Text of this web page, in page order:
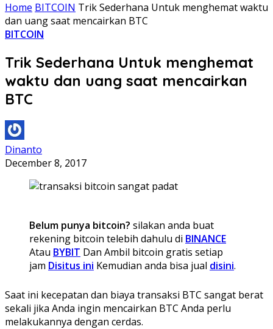
Home BITCOIN Trik Sederhana Untuk menghemat waktu
dan uang saat mencairkan BTC
BITCOIN
Trik Sederhana Untuk menghemat
waktu dan uang saat mencairkan
BTC
Dinanto
December 8, 2017
Belum punya bitcoin? silakan anda buat
rekening bitcoin telebih dahulu di BINANCE
Atau BYBIT Dan Ambil bitcoin gratis setiap
jam Disitus ini Kemudian anda bisa jual disini.
Saat ini kecepatan dan biaya transaksi BTC sangat berat
sekali jika Anda ingin mencairkan BTC Anda perlu
melakukannya dengan cerdas.